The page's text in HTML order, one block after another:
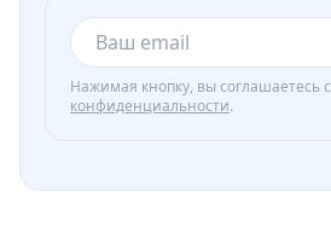
Нажимая кнопку, вы соглашаетесь с
конфиденциальности.